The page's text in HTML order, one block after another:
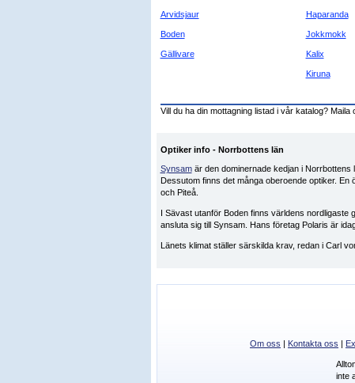
Arvidsjaur
Boden
Gällivare
Haparanda
Jokkmokk
Kalix
Kiruna
Vill du ha din mottagning listad i vår katalog? Maila
Optiker info - Norrbottens län
Synsamär den dominernade kedjan i Norrbottens
Dessutom finns det många oberoende optiker.
och Piteå.
I Sävast utanför Boden finns världens nordligaste
ansluta sig till Synsam. Hans företag Polaris är
Länets klimat ställer särskilda krav, redan i Carl
Om oss | Kontakta oss |
inte